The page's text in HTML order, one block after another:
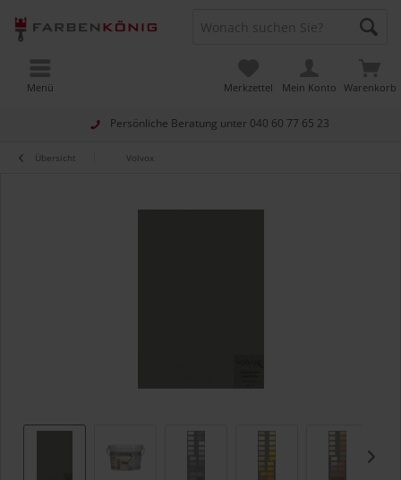
Persönliche Beratung unter 040 60 77 65 23
Warenkorb
Merkzettel Mein Konto
Menü
Übersicht Volvox